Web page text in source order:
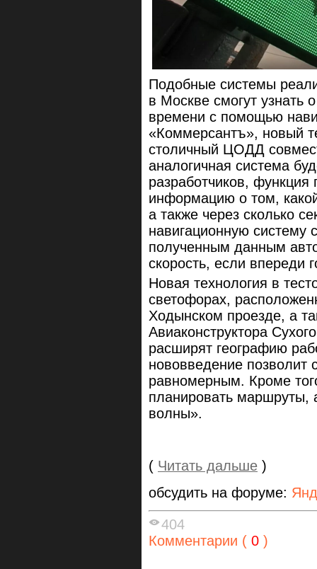
Подобные системы
в Москве смогут узнать
времени с помощью
«‎Коммерсантъ», новый
столичный ЦОДД
аналогичная система
разработчиков, функция
информацию о том,
а также через сколько
навигационную систему
полученным данным
скорость, если впереди
Новая технология в
светофорах,
Ходынском проезде, а
Авиаконструктора
расширят географию
нововведение позволит
равномерным. Кроме
планировать маршруты,
волны».
( Читать дальше )
обсудить на форуме:
404
Комментарии ( 0 )